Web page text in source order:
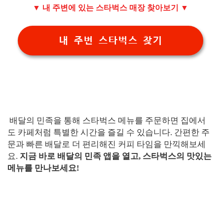
▼ 내 주변에 있는 스타벅스 매장 찾아보기 ▼
내 주변 스타벅스 찾기
배달의 민족을 통해 스타벅스 메뉴를 주문하면 집에서
도 카페처럼 특별한 시간을 즐길 수 있습니다. 간편한 주
문과 빠른 배달로 더 편리해진 커피 타임을 만끽해보세
요. 지금 바로 배달의 민족 앱을 열고, 스타벅스의 맛있는
메뉴를 만나보세요!